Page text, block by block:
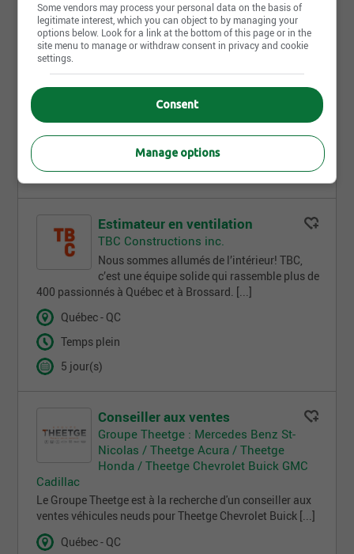
Estimateur en plomberie
TBC Constructions inc.
l’écoute de ses employés et de ses clients. [...]
Québec - QC
4 jour(s)
Estimateur en ventilation
TBC Constructions inc.
Nous sommes allumés de l’intérieur! TBC,
c’est une équipe solide qui rassemble plus de
400 passionnés à Québec et à Brossard. [...]
Québec - QC
Temps plein
5 jour(s)
Conseiller aux ventes
Groupe Theetge : Mercedes Benz St-
Nicolas / Theetge Acura / Theetge
Honda / Theetge Chevrolet Buick GMC
Cadillac
Le Groupe Theetge est à la recherche d'un conseiller aux
ventes véhicules neuds pour Theetge Chevrolet Buick [...]
Québec - QC
Some vendors may process your personal data on the basis of
legitimate interest, which you can object to by managing your
options below. Look for a link at the bottom of this page or in the
site menu to manage or withdraw consent in privacy and cookie
settings.
Consent
Manage options